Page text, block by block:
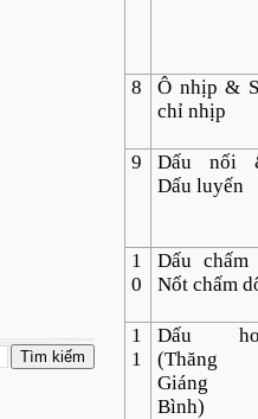
8
Ô nhịp &
chỉ nhịp
9
Dấu nối
Dấu luyến
1
0
Dấu chấm
Nốt chấm
1
1
Dấu
(Thăng
Giáng
Bình)